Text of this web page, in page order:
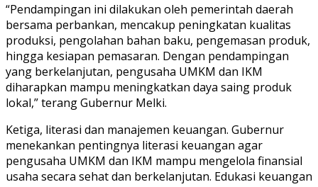
“Pendampingan ini dilakukan oleh pemerintah daerah
bersama perbankan, mencakup peningkatan kualitas
produksi, pengolahan bahan baku, pengemasan produk,
hingga kesiapan pemasaran. Dengan pendampingan
yang berkelanjutan, pengusaha UMKM dan IKM
diharapkan mampu meningkatkan daya saing produk
lokal,” terang Gubernur Melki.
Ketiga, literasi dan manajemen keuangan. Gubernur
menekankan pentingnya literasi keuangan agar
pengusaha UMKM dan IKM mampu mengelola finansial
usaha secara sehat dan berkelanjutan. Edukasi keuangan